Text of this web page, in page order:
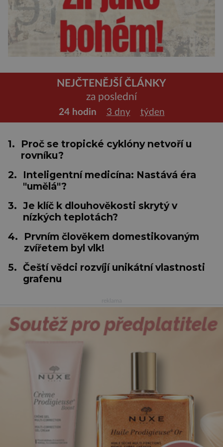
NEJČTENĚJŠÍ ČLÁNKY
za poslední
24 hodin 3 dny týden
1.
Proč se tropické cyklóny netvoří u
rovníku?
2.
Inteligentní medicína: Nastává éra
"umělá"?
3. Je klíč k dlouhověkosti skrytý v
nízkých teplotách?
4.
Prvním člověkem domestikovaným
zvířetem byl vlk!
5. Čeští vědci rozvíjí unikátní vlastnosti
grafenu